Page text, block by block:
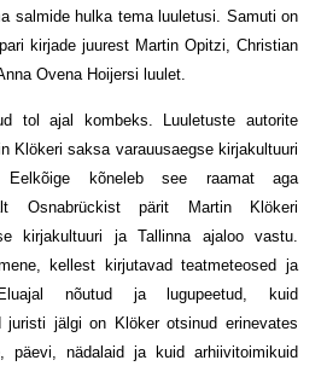
salmide hulka tema luuletusi. Samuti on
kirjade juurest Martin Opitzi, Christian
Ovena Hoijersi luulet.
tol ajal kombeks. Luuletuste autorite
Klökeri saksa varauusaegse kirjakultuuri
Eelkõige kõneleb see raamat aga
Osnabrückist pärit Martin Klökeri
kirjakultuuri ja Tallinna ajaloo vastu.
­kellest kirjutavad teatmeteosed ja
nõutud ja lugu­peetud, kuid
juristi jälgi on Klöker otsinud erinevates
päevi, nädalaid ja kuid arhiivitoimikuid